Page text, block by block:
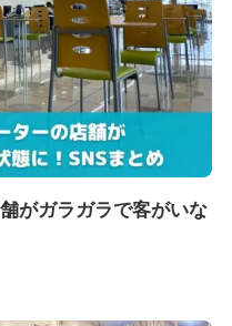
がガラガラで客がいな